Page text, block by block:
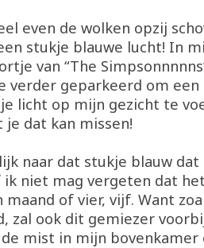
even de wolken opzij
stukje blauwe lucht! In
van “The
verder geparkeerd om een
licht op mijn gezicht te
je dat kan missen!
naar dat stukje blauw
niet mag vergeten dat
of vier, vijf. Want
zal ook dit gemiezer
mist in mijn bovenkamer